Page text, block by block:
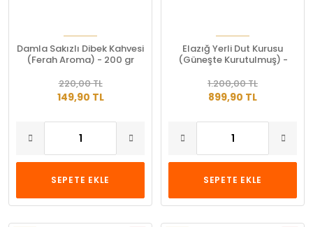
Damla Sakızlı Dibek Kahvesi
(Ferah Aroma) - 200 gr
149,90 TL
220,00 TL
SEPETE EKLE
Elazığ Yerli Dut Kurusu
(Güneşte Kurutulmuş) -
899,90 TL
1.200,00 TL
SEPETE EKLE